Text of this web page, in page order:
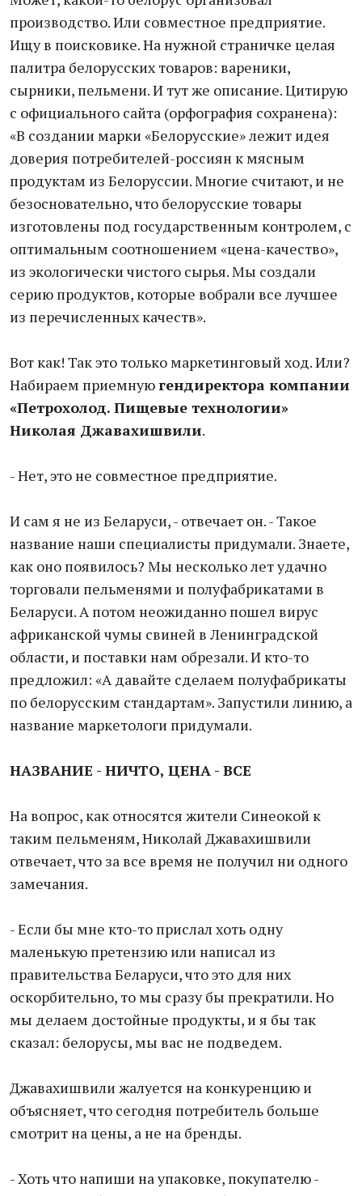
производство. Или совместное предприятие.
Ищу в поисковике. На нужной страничке целая
палитра белорусских товаров: вареники,
сырники, пельмени. И тут же описание. Цитирую
с официального сайта (орфография сохранена):
«В создании марки «Белорусские» лежит идея
доверия потребителей-россиян к мясным
продуктам из Белоруссии. Многие считают, и не
безосновательно, что белорусские товары
изготовлены под государственным контролем, с
оптимальным соотношением «цена-качество»,
из экологически чистого сырья. Мы создали
серию продуктов, которые вобрали все лучшее
из перечисленных качеств».
Вот как! Так это только маркетинговый ход. Или?
Набираем приемнуюгендиректора компании
«Петрохолод. Пищевые технологии»
Николая Джавахишвили.
- Нет, это не совместное предприятие.
И сам я не из Беларуси, - отвечает он. - Такое
название наши специалисты придумали. Знаете,
как оно появилось? Мы несколько лет удачно
торговали пельменями и полуфабрикатами в
Беларуси. А потом неожиданно пошел вирус
африканской чумы свиней в Ленинградской
области, и поставки нам обрезали. И кто-то
предложил: «А давайте сделаем полуфабрикаты
по белорусским стандартам». Запустили линию, а
название маркетологи придумали.
НАЗВАНИЕ - НИЧТО, ЦЕНА - ВСЕ
На вопрос, как относятся жители Синеокой к
таким пельменям, Николай Джавахишвили
отвечает, что за все время не получил ни одного
замечания.
- Если бы мне кто-то прислал хоть одну
маленькую претензию или написал из
правительства Беларуси, что это для них
оскорбительно, то мы сразу бы прекратили. Но
мы делаем достойные продукты, и я бы так
сказал: белорусы, мы вас не подведем.
Джавахишвили жалуется на конкуренцию и
объясняет, что сегодня потребитель больше
смотрит на цены, а не на бренды.
- Хоть что напиши на упаковке, покупателю -